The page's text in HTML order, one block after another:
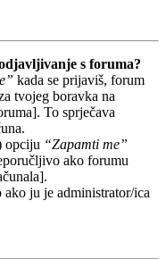
s foruma?
kada se prijaviš, forum
tvojeg boravka na
To sprječava
opciju “Zapamti me”
ako forumu
ju je administrator/ica